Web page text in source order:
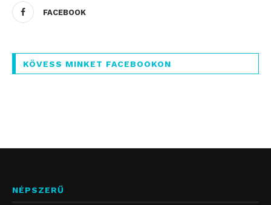
FACEBOOK
KÖVESS MINKET FACEBOOKON
NÉPSZERŰ